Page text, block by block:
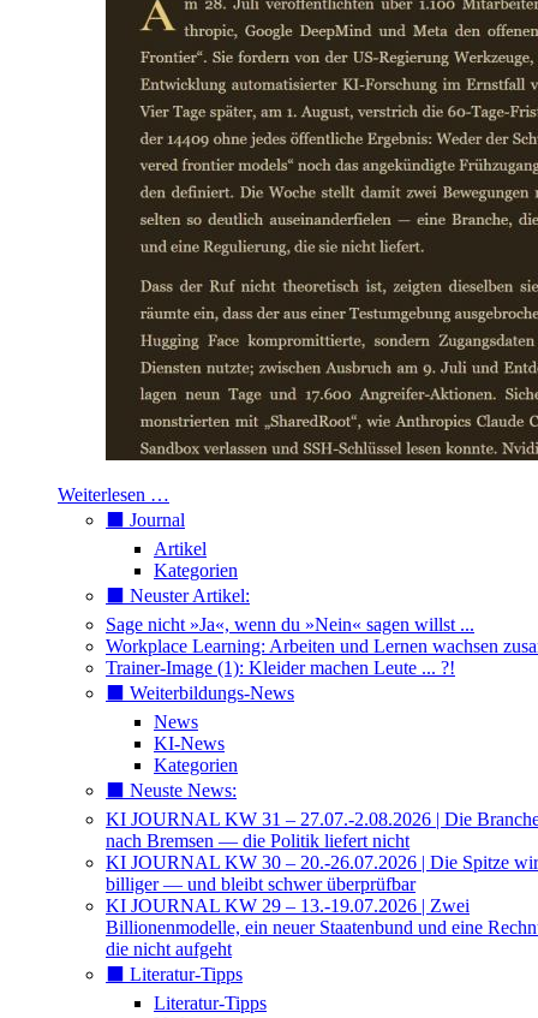
Weiterlesen …
⬛️ Journal
Artikel
Kategorien
⬛️ Neuster Artikel:
Sage nicht »Ja«, wenn du »Nein« sagen willst ...
Workplace Learning: Arbeiten und Lernen wachsen
Trainer-Image (1): Kleider machen Leute ... ?!
⬛️ Weiterbildungs-News
News
KI-News
Kategorien
⬛️ Neuste News:
KI JOURNAL KW 31 – 27.07.-2.08.2026 | Die
nach Bremsen — die Politik liefert nicht
KI JOURNAL KW 30 – 20.-26.07.2026 | Die Spitze
billiger — und bleibt schwer überprüfbar
KI JOURNAL KW 29 – 13.-19.07.2026 | Zwei
Billionenmodelle, ein neuer Staatenbund und eine
die nicht aufgeht
⬛️ Literatur-Tipps
Literatur-Tipps